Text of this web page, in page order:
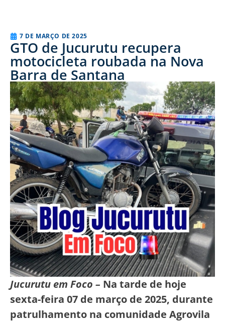
7 DE MARÇO DE 2025
GTO de Jucurutu recupera
motocicleta roubada na Nova
Barra de Santana
Jucurutu em Foco – Na tarde de hoje
sexta-feira 07 de março de 2025, durante
patrulhamento na comunidade Agrovila